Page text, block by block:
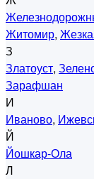
Житомир,
З
Златоуст,
Зарафшан
И
Иваново,
Й
Йошкар-Ола
Л